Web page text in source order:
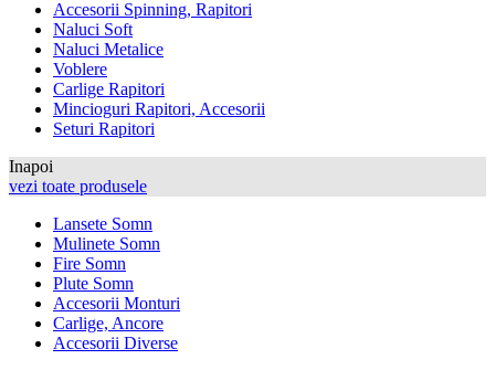
Accesorii Spinning, Rapitori
Naluci Soft
Naluci Metalice
Voblere
Carlige Rapitori
Mincioguri Rapitori, Accesorii
Seturi Rapitori
Inapoi
vezi toate produsele
Lansete Somn
Mulinete Somn
Fire Somn
Plute Somn
Accesorii Monturi
Carlige, Ancore
Accesorii Diverse